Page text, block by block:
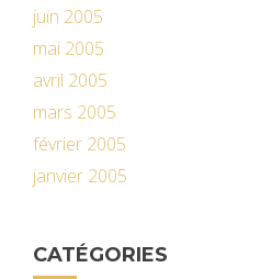
juin 2005
mai 2005
avril 2005
mars 2005
février 2005
janvier 2005
CATÉGORIES